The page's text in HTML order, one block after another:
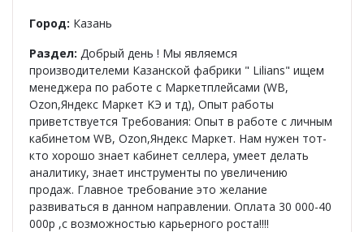
Домашняя одежда
Женские спортивные костюмы
Жакеты женские
Комплекты женские повседневные
Город: Казань
Раздел: Добрый день ! Мы являемся
производителеми Казанской фабрики " Lilians" ищем
менеджера по работе с Маркетплейсами (WB,
Ozon,Яндекс Маркет KЭ и тд), Опыт работы
приветствуется Требования: Опыт в работе с личным
кабинетом WB, Ozon,Яндекс Маркет. Нам нужен тот-
кто хорошо знает кабинет селлера, умеет делать
аналитику, знает инструменты по увеличению
продаж. Главное требование это желание
развиваться в данном направлении. Оплата 30 000-40
000р ,с возможностью карьерного роста!!!!